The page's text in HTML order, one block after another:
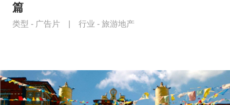
篇
类型 - 广告片 行业 - 旅游地产